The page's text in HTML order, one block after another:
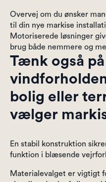
Overvej om du ønsker
til din nye markise
Motoriserede løsninger
brug både nemmere og
Tænk også på
bolig eller
vælger
En stabil konstruktion
funktion i blæsende
Materialevalget er vigtigt